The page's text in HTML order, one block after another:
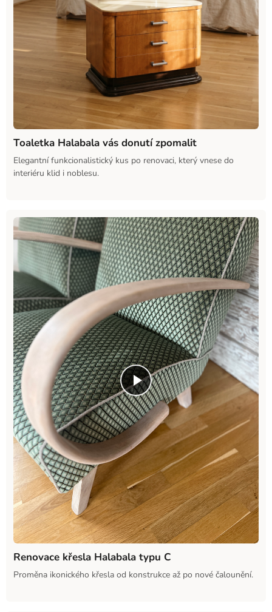
Toaletka Halabala vás donutí zpomalit
Elegantní funkcionalistický kus po renovaci, který vnese do
interiéru klid i noblesu.
Renovace křesla Halabala typu C
Proměna ikonického křesla od konstrukce až po nové čalounění.